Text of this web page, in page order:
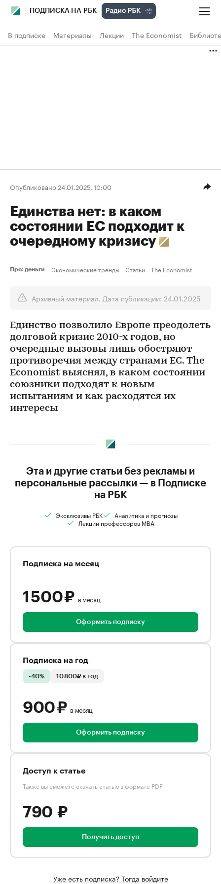
ПОДПИСКА НА РБК
В подписке Материалы Лекции The Economist
Опубликовано 24.01.2025, 10:00
Единства нет: в каком
состоянии ЕС подходит к
очередному кризису
Про: деньги Экономические тренды Статьи The Economist
Архивный материал. Дата публикации: 24.01.2025
Единство позволило Европе преодолеть
долговой кризис 2010-х годов, но
очередные вызовы лишь обостряют
противоречия между странами ЕС. The
Economist выяснял, в каком состоянии
союзники подходят к новым
испытаниям и как расходятся их
интересы
Эта и другие статьи без рекламы и
персональные рассылки — в Подписке
на РБК
Эксклюзивы РБК
Аналитика и прогнозы
Лекции профессоров MBA
Подписка на месяц
1 500 ₽ в месяц
Оформить подписку
Подписка на год
-40% 10 800₽ в год
900 ₽ в месяц
Оформить подписку
Доступ к статье
Также вы сможете скачать статью в формате PDF
790 ₽
Получить доступ
Уже есть подписка? Тогда войдите